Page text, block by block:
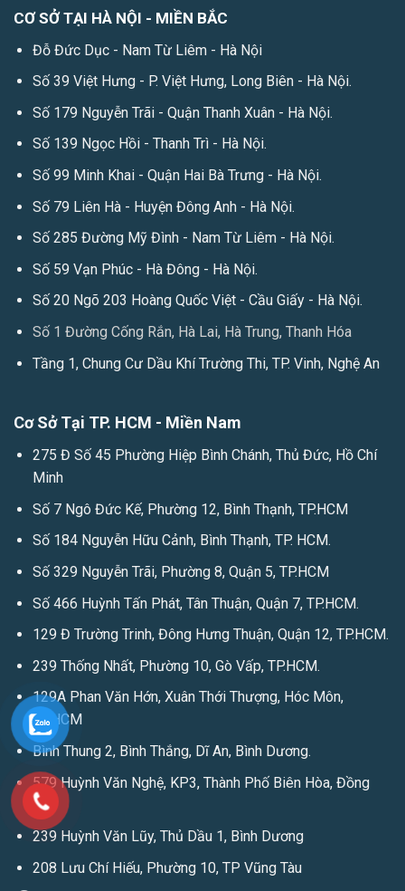
CƠ SỞ TẠI HÀ NỘI - MIỀN BẮC
Đỗ Đức Dục - Nam Từ Liêm - Hà Nội
Số 39 Việt Hưng - P. Việt Hưng, Long Biên - Hà Nội.
Số 179 Nguyễn Trãi - Quận Thanh Xuân - Hà Nội.
Số 139 Ngọc Hồi - Thanh Trì - Hà Nội.
Số 99 Minh Khai - Quận Hai Bà Trưng - Hà Nội.
Số 79 Liên Hà - Huyện Đông Anh - Hà Nội.
Số 285 Đường Mỹ Đình - Nam Từ Liêm - Hà Nội.
Số 59 Vạn Phúc - Hà Đông - Hà Nội.
Số 20 Ngõ 203 Hoàng Quốc Việt - Cầu Giấy - Hà Nội.
Số 1 Đường Cống Rắn, Hà Lai, Hà Trung, Thanh Hóa
Tầng 1, Chung Cư Dầu Khí Trường Thi, TP. Vinh, Nghệ An
Cơ Sở Tại TP. HCM - Miền Nam
275 Đ Số 45 Phường Hiệp Bình Chánh, Thủ Đức, Hồ Chí
Minh
Số 7 Ngô Đức Kế, Phường 12, Bình Thạnh, TP.HCM
Số 184 Nguyễn Hữu Cảnh, Bình Thạnh, TP. HCM.
Số 329 Nguyễn Trãi, Phường 8, Quận 5, TP.HCM
Số 466 Huỳnh Tấn Phát, Tân Thuận, Quận 7, TP.HCM.
129 Đ Trường Trinh, Đông Hưng Thuận, Quận 12, TP.HCM.
239 Thống Nhất, Phường 10, Gò Vấp, TP.HCM.
129A Phan Văn Hớn, Xuân Thới Thượng, Hóc Môn,
TP.HCM
Bình Thung 2, Bình Thắng, Dĩ An, Bình Dương.
579 Huỳnh Văn Nghệ, KP3, Thành Phố Biên Hòa, Đồng
Nai
239 Huỳnh Văn Lũy, Thủ Dầu 1, Bình Dương
208 Lưu Chí Hiếu, Phường 10, TP Vũng Tàu